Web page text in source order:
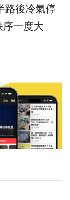
路後冷氣停
序一度大